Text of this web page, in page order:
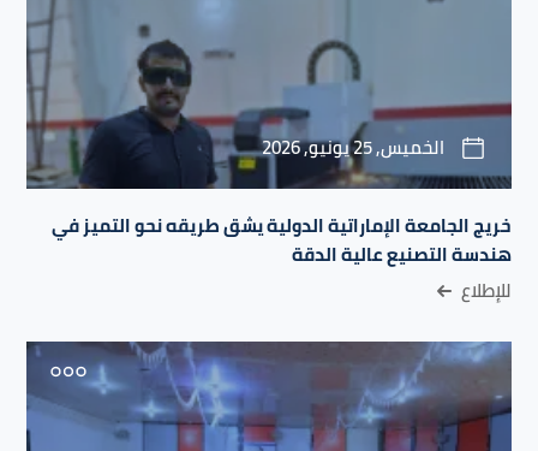
الخميس, 25 يونيو, 2026
خريج الجامعة الإماراتية الدولية يشق طريقه نحو التميز في
هندسة التصنيع عالية الدقة
للإطلاع